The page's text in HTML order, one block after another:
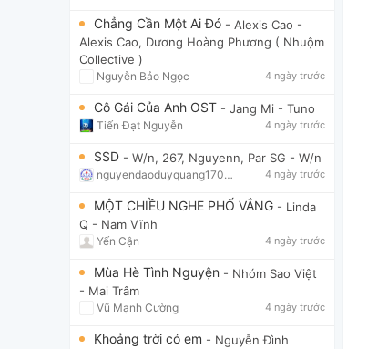
Chẳng Cần Một Ai Đó - Alexis Cao -
Alexis Cao, Dương Hoàng Phương ( Nhuộm
Collective )
Nguyễn Bảo Ngọc 4 ngày trước
Cô Gái Của Anh OST - Jang Mi - Tuno
Tiến Đạt Nguyễn 4 ngày trước
SSD - W/n, 267, Nguyenn, Par SG - W/n
nguyendaoduyquang17021 4 ngày trước
MỘT CHIỀU NGHE PHỐ VẮNG - Linda
Q - Nam Vĩnh
Yến Cận 4 ngày trước
Mùa Hè Tình Nguyện - Nhóm Sao Việt
- Mai Trâm
Vũ Mạnh Cường 4 ngày trước
Khoảng trời có em - Nguyễn Đình